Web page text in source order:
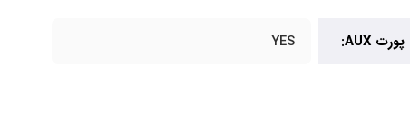
پورت AUX: YES